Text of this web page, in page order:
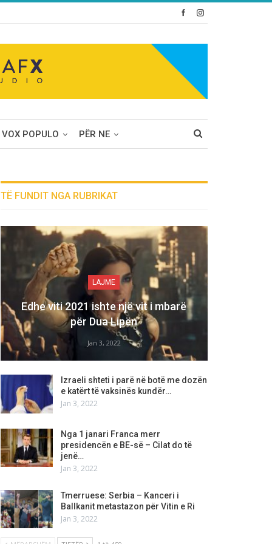
VOX POPULO PËR NE
TË FUNDIT NGA RUBRIKAT
LAJME
Edhe viti 2021 ishte një vit i mbarë
për Dua Lipën
Jan 3, 2022
Izraeli shteti i parë në botë me dozën
e katërt të vaksinës kundër…
Jan 3, 2022
Nga 1 janari Franca merr
presidencën e BE-së – Cilat do të
jenë…
Jan 3, 2022
Tmerruese: Serbia – Kanceri i
Ballkanit metastazon për Vitin e Ri
Jan 3, 2022